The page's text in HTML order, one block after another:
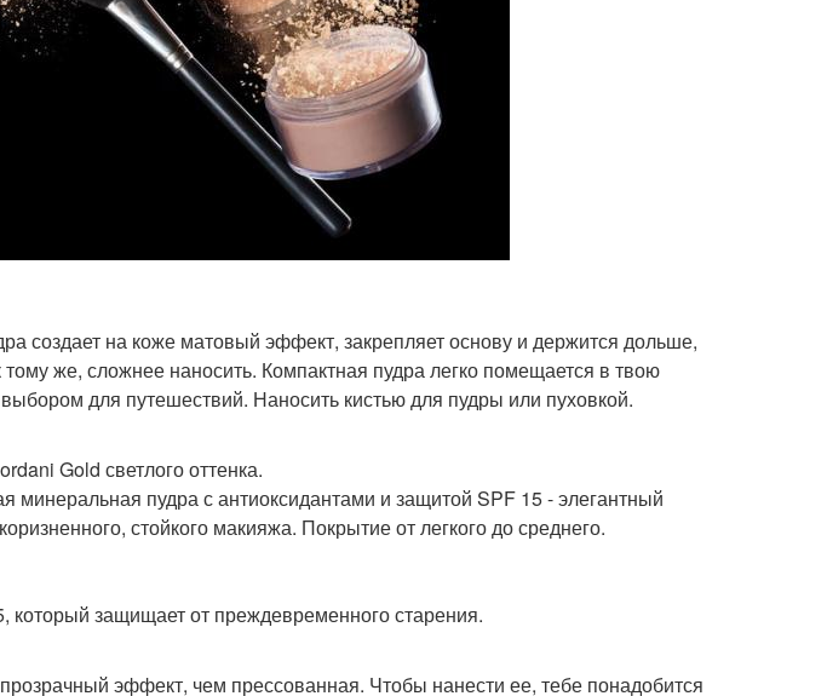
создает на коже матовый эффект, закрепляет основу и держится дольше,
же, сложнее наносить. Компактная пудра легко помещается в твою
для путешествий. Наносить кистью для пудры или пуховкой.
Gold светлого оттенка.
минеральная пудра с антиоксидантами и защитой SPF 15 - элегантный
стойкого макияжа. Покрытие от легкого до среднего.
который защищает от преждевременного старения.
эффект, чем прессованная. Чтобы нанести ее, тебе понадобится